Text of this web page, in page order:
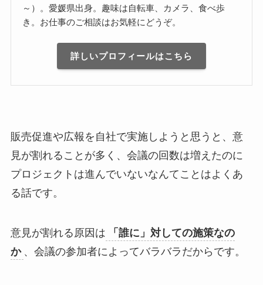
～）。愛媛県出身。趣味は自転車、カメラ、食べ歩
き。お仕事のご相談はお気軽にどうぞ。
詳しいプロフィールはこちら
販売促進や広報を自社で実施しようと思うと、意
見が割れることが多く、会議の回数は増えたのに
プロジェクトは進んでいないなんてことはよくあ
る話です。
意見が割れる原因は
「誰に」対しての施策なの
か 、会議の参加者によってバラバラだからです。